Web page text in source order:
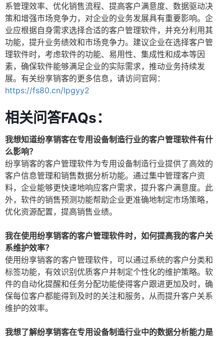
系管理效率、优化销售流程、提高客户满意度、数据驱动决
策和增强市场竞争力，对企业的业务发展具有重要影响。企
业应根据自身需求选择合适的客户管理软件，并充分利用其
功能，提升业务绩效和市场竞争力。建议企业在选择客户管
理软件时，考虑软件的功能、易用性、集成性和成本等因
素，确保软件能够满足企业的实际需求，推动业务持续发
展。有关纷享销客的更多信息，请访问官网：
https://fs80.cn/lpgyy2
相关问答FAQs：
我想知道纷享销客在专用设备制造行业的客户管理软件有什
么影响？
纷享销客的客户管理软件为专用设备制造行业提供了高效的
客户信息管理和销售数据分析功能。通过集中管理客户资
料，企业能够更快速地响应客户需求，提升客户满意度。此
外，软件的销售预测功能帮助企业更准确地制定市场策略，
优化资源配置，提高销售业绩。
我在使用纷享销客的客户管理软件时，如何提高我的客户关
系维护效率？
使用纷享销客的客户管理软件，可以通过系统的客户分类和
标签功能，有效识别优质客户并制定个性化的维护策略。软
件的自动化提醒和任务分配功能使得客户跟进更加及时，确
保每位客户都能得到及时的关注和服务，从而提升客户关系
维护的效率。
我想了解纷享销客在专用设备制造行业中的数据分析能力是